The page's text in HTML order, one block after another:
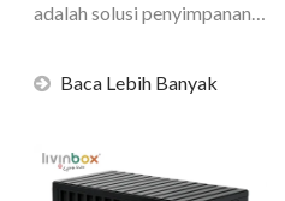
adalah solusi penyimpanan
Baca Lebih Banyak